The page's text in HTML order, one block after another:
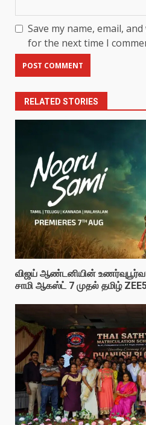
Save my name, email,
for the next time I
RELATED STORIES
விஜய் ஆண்டனியின் உணர்வுபூர்வ
சாமி ஆகஸ்ட் 7 முதல் தமிழ்